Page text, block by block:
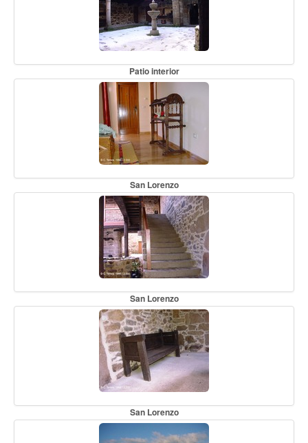
Patio interior
San Lorenzo
San Lorenzo
San Lorenzo